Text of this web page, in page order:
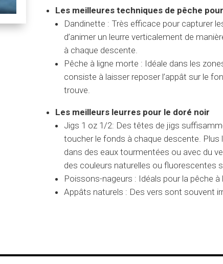
Les meilleures techniques de pêche
Dandinette : Très efficace pour capturer
d’animer un leurre verticalement de
à chaque descente.
Pêche à ligne morte : Idéale dans les
consiste à laisser reposer l’appât sur le
trouve.
Les meilleurs leurres pour le doré noir
Jigs 1 oz 1/2: Des têtes de jigs
toucher le fonds à chaque descente. Plus
dans des eaux tourmentées ou avec du
des couleurs naturelles ou fluorescentes
Poissons-nageurs : Idéals pour la pêche à
Appâts naturels : Des vers sont souvent